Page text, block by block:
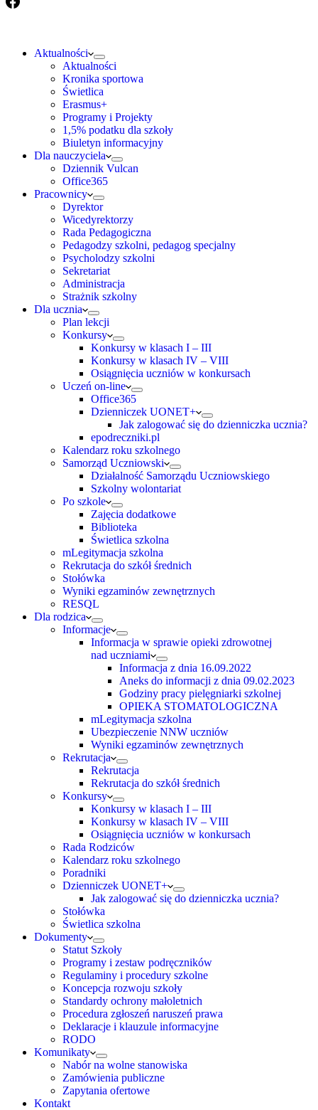
Aktualności
Aktualności
Kronika sportowa
Świetlica
Erasmus+
Programy i Projekty
1,5% podatku dla szkoły
Biuletyn informacyjny
Dla nauczyciela
Dziennik Vulcan
Office365
Pracownicy
Dyrektor
Wicedyrektorzy
Rada Pedagogiczna
Pedagodzy szkolni, pedagog specjalny
Psycholodzy szkolni
Sekretariat
Administracja
Strażnik szkolny
Dla ucznia
Plan lekcji
Konkursy
Konkursy w klasach I – III
Konkursy w klasach IV – VIII
Osiągnięcia uczniów w konkursach
Uczeń on-line
Office365
Dzienniczek UONET+
Jak zalogować się do dzienniczka ucznia?
epodreczniki.pl
Kalendarz roku szkolnego
Samorząd Uczniowski
Działalność Samorządu Uczniowskiego
Szkolny wolontariat
Po szkole
Zajęcia dodatkowe
Biblioteka
Świetlica szkolna
mLegitymacja szkolna
Rekrutacja do szkół średnich
Stołówka
Wyniki egzaminów zewnętrznych
RESQL
Dla rodzica
Informacje
Informacja w sprawie opieki zdrowotnej
nad uczniami
Informacja z dnia 16.09.2022
Aneks do informacji z dnia 09.02.2023
Godziny pracy pielęgniarki szkolnej
OPIEKA STOMATOLOGICZNA
mLegitymacja szkolna
Ubezpieczenie NNW uczniów
Wyniki egzaminów zewnętrznych
Rekrutacja
Rekrutacja
Rekrutacja do szkół średnich
Konkursy
Konkursy w klasach I – III
Konkursy w klasach IV – VIII
Osiągnięcia uczniów w konkursach
Rada Rodziców
Kalendarz roku szkolnego
Poradniki
Dzienniczek UONET+
Jak zalogować się do dzienniczka ucznia?
Stołówka
Świetlica szkolna
Dokumenty
Statut Szkoły
Programy i zestaw podręczników
Regulaminy i procedury szkolne
Koncepcja rozwoju szkoły
Standardy ochrony małoletnich
Procedura zgłoszeń naruszeń prawa
Deklaracje i klauzule informacyjne
RODO
Komunikaty
Nabór na wolne stanowiska
Zamówienia publiczne
Zapytania ofertowe
Kontakt